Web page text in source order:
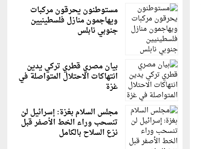
مستوطنون يحرقون مركبات
ويهاجمون منازل فلسطينيين
جنوبي نابلس
بيان مصري قطري تركي يدين
انتهاكات الاحتلال المتواصلة في
غزة
مجلس السلام بغزة: إسرائيل لن
تنسحب وراء الخط الأصفر قبل
نزع السلاح بالكامل